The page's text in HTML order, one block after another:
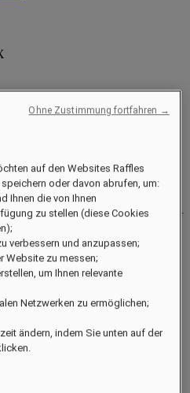
auf den Websites Raffles
oder davon abrufen, um:
Ihnen die von Ihnen
zu stellen (diese Cookies
verbessern und anzupassen;
Website zu messen;
um Ihnen relevante
Netzwerken zu ermöglichen;
ändern, indem Sie unten auf der
Ohne Zustimmung fortfahren →